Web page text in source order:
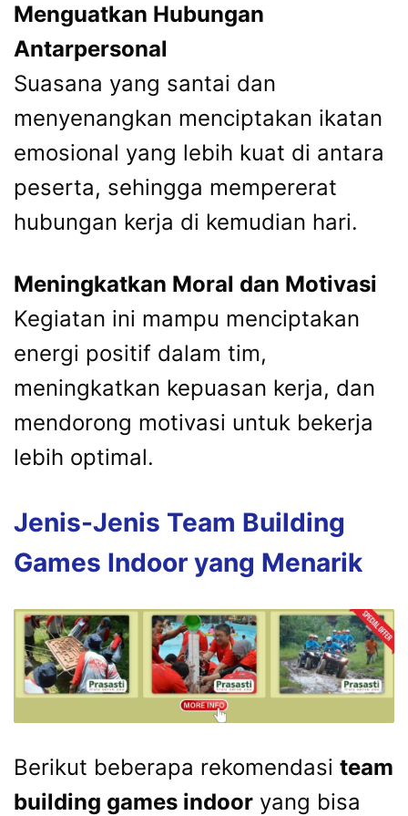
Menguatkan Hubungan
Antarpersonal
Suasana yang santai dan
menyenangkan menciptakan ikatan
emosional yang lebih kuat di antara
peserta, sehingga mempererat
hubungan kerja di kemudian hari.
Meningkatkan Moral dan Motivasi
Kegiatan ini mampu menciptakan
energi positif dalam tim,
meningkatkan kepuasan kerja, dan
mendorong motivasi untuk bekerja
lebih optimal.
Jenis-Jenis Team Building
Games Indoor yang Menarik
Berikut beberapa rekomendasi team
building games indoor yang bisa